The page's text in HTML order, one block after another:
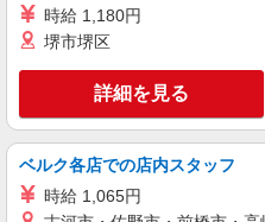
時給 1,180円
堺市堺区
詳細を見る
ベルク各店での店内スタッフ
時給 1,065円